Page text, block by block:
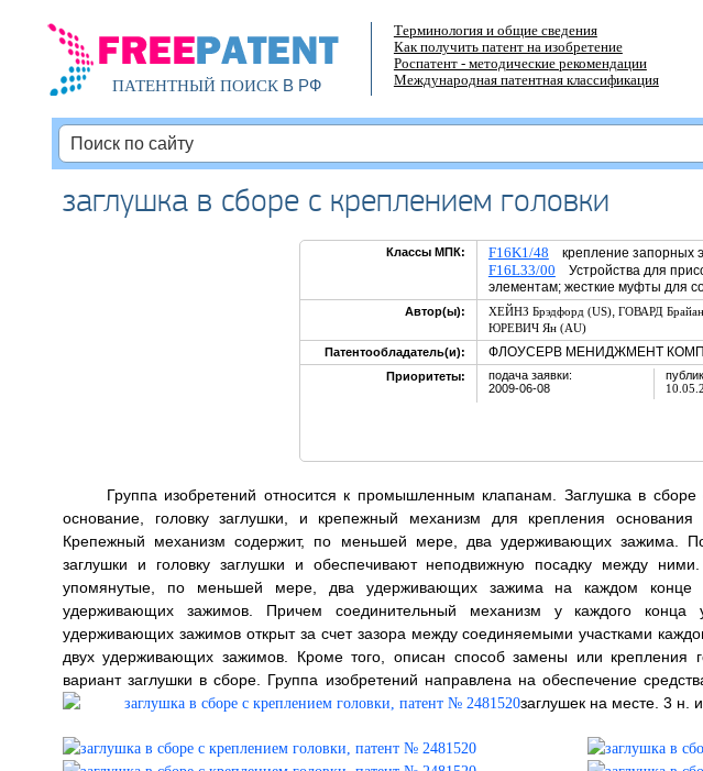
ПАТЕНТНЫЙ ПОИСКВ РФ
Терминология и общие сведения
Как получить патент на изобретение
Роспатент - методические рекомендации
Международная патентная классификация
заглушка в сборе с креплением головки
Классы МПК: F16K1/48 крепление запорных
F16L33/00 Устройства для
элементам; жесткие муфты для
Автор(ы): ХЕЙНЗ Брэдфорд (US), ГОВАРД
ЮРЕВИЧ Ян (AU)
Патентообладатель(и):
ФЛОУСЕРВ МЕНИДЖМЕНТ
Приоритеты:
подача заявки:
2009-06-08
Группа изобретений относится к промышленным клапанам. Заглушка в
основание, головку заглушки, и крепежный механизм для крепления основания
Крепежный механизм содержит, по меньшей мере, два удерживающих зажима.
заглушки и головку заглушки и обеспечивают неподвижную посадку между
упомянутые, по меньшей мере, два удерживающих зажима на каждом
удерживающих зажимов. Причем соединительный механизм у каждого
удерживающих зажимов открыт за счет зазора между соединяемыми участками
двух удерживающих зажимов. Кроме того, описан способ замены или крепления
вариант заглушки в сборе. Группа изобретений направлена на обеспечение
заглушек на месте. 3 н.